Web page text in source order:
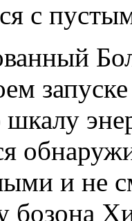
с
и не
бозона